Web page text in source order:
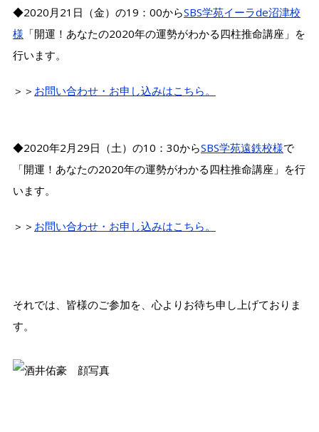
◆2020月21日（金）の19：00からSBS学苑イーラde沼津校
様 「開運！あなたの2020年の運勢がわかる四柱推命講座」を
行います。
＞＞ お問い合わせ・お申し込みはこちら。
◆2020年2月29日（土）の10：30からSBS学苑遠鉄校様で
「開運！あなたの2020年の運勢がわかる四柱推命講座」を行
います。
＞＞ お問い合わせ・お申し込みはこちら。
それでは、皆様のご参加を、心よりお待ち申し上げておりま
す。